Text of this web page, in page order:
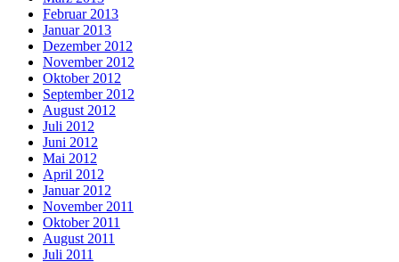
Februar 2013
Januar 2013
Dezember 2012
November 2012
Oktober 2012
September 2012
August 2012
Juli 2012
Juni 2012
Mai 2012
April 2012
Januar 2012
November 2011
Oktober 2011
August 2011
Juli 2011